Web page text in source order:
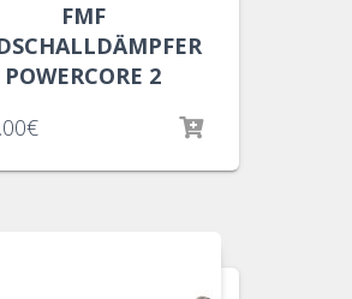
FMF
POWERCORE 2
€